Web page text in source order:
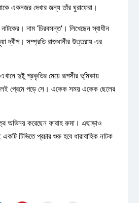
একনজর দেখার জন্য তাঁর ঘুরাফেরা।
নাম ‘চিরবসন্ত’। লিখেছেন স্বাধীন
দ্বীপ। সম্প্রতি রাজধানীর উত্তরায় এর
দুষ্টু প্রকৃতির মেয়ে রূপসীর ভূমিকায়
প্রেমে পড়ে সে। একেক সময় একেক ছেলের
অভিনয় করেছেন ফারাহ রুমা। এছাড়াও
টিভিতে প্রচার শুরু হবে ধারাবাহিক নাটক